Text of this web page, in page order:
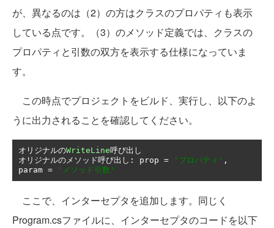
が、異なるのは（2）の方はクラスのプロパティも表示
している点です。（3）のメソッド定義では、クラスの
プロパティと引数の双方を表示する仕様になっていま
す。
この時点でプロジェクトをビルド、実行し、以下のよ
うに出力されることを確認してください。
オリジナルのWriteLine呼び出し
オリジナルのメソッド呼び出し:
prop = 'プロパティ' ,
param = 'メソッド引数'
ここで、インターセプタを追加します。同じく
Program.csファイルに、インターセプタのコードを以下